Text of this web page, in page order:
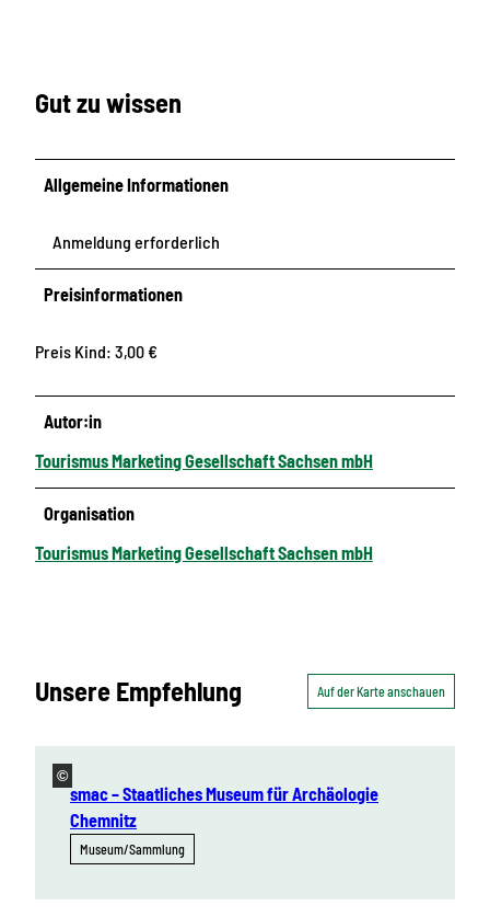
Gut zu wissen
Allgemeine Informationen
Anmeldung erforderlich
Preisinformationen
Preis Kind: 3,00 €
Autor:in
Tourismus Marketing Gesellschaft Sachsen mbH
Organisation
Tourismus Marketing Gesellschaft Sachsen mbH
Unsere Empfehlung Auf der Karte anschauen
©
smac – Staatliches Museum für Archäologie
Chemnitz
Museum/Sammlung